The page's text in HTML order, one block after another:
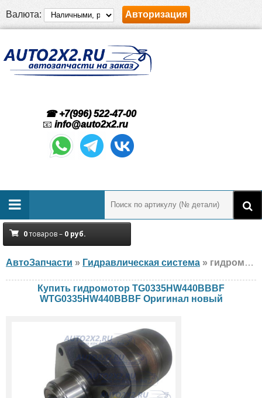
Валюта: Авторизация
☎ +7(996) 522-47-00
📧 info@auto2x2.ru
0товаров – 0 руб.
АвтоЗапчасти » Гидравлическая система » гидромотор Оригинал TG0335HW440BBBF WTG0335HW440BBBF Morbark, Bandit, Toro, новый
Купить гидромотор TG0335HW440BBBF
WTG0335HW440BBBF Оригинал новый